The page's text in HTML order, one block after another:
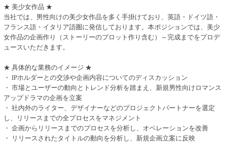
★ 美少女作品 ★
当社では、男性向けの美少女作品を多く手掛けており、英語・ドイツ語・
フランス語・イタリア語圏に発信しております。本ポジションでは、美少
女作品の企画作り（ストーリーのプロット作り含む）～完成までをプロデ
ュースいただきます。
★ 具体的な業務のイメージ ★
・ IPホルダーとの交渉や企画内容についてのディスカッション
・ 市場とユーザーの動向とトレンド分析を踏まえ、新規男性向けロマンス
アップドラマの企画を立案
・ 社内外のライター、デザイナーなどのプロジェクトパートナーを選定
し、リリースまでの全プロセスをマネジメント
・ 企画からリリースまでのプロセスを分析し、オペレーションを改善
・ リリースされたタイトルの動向を分析し、新規企画立案に反映